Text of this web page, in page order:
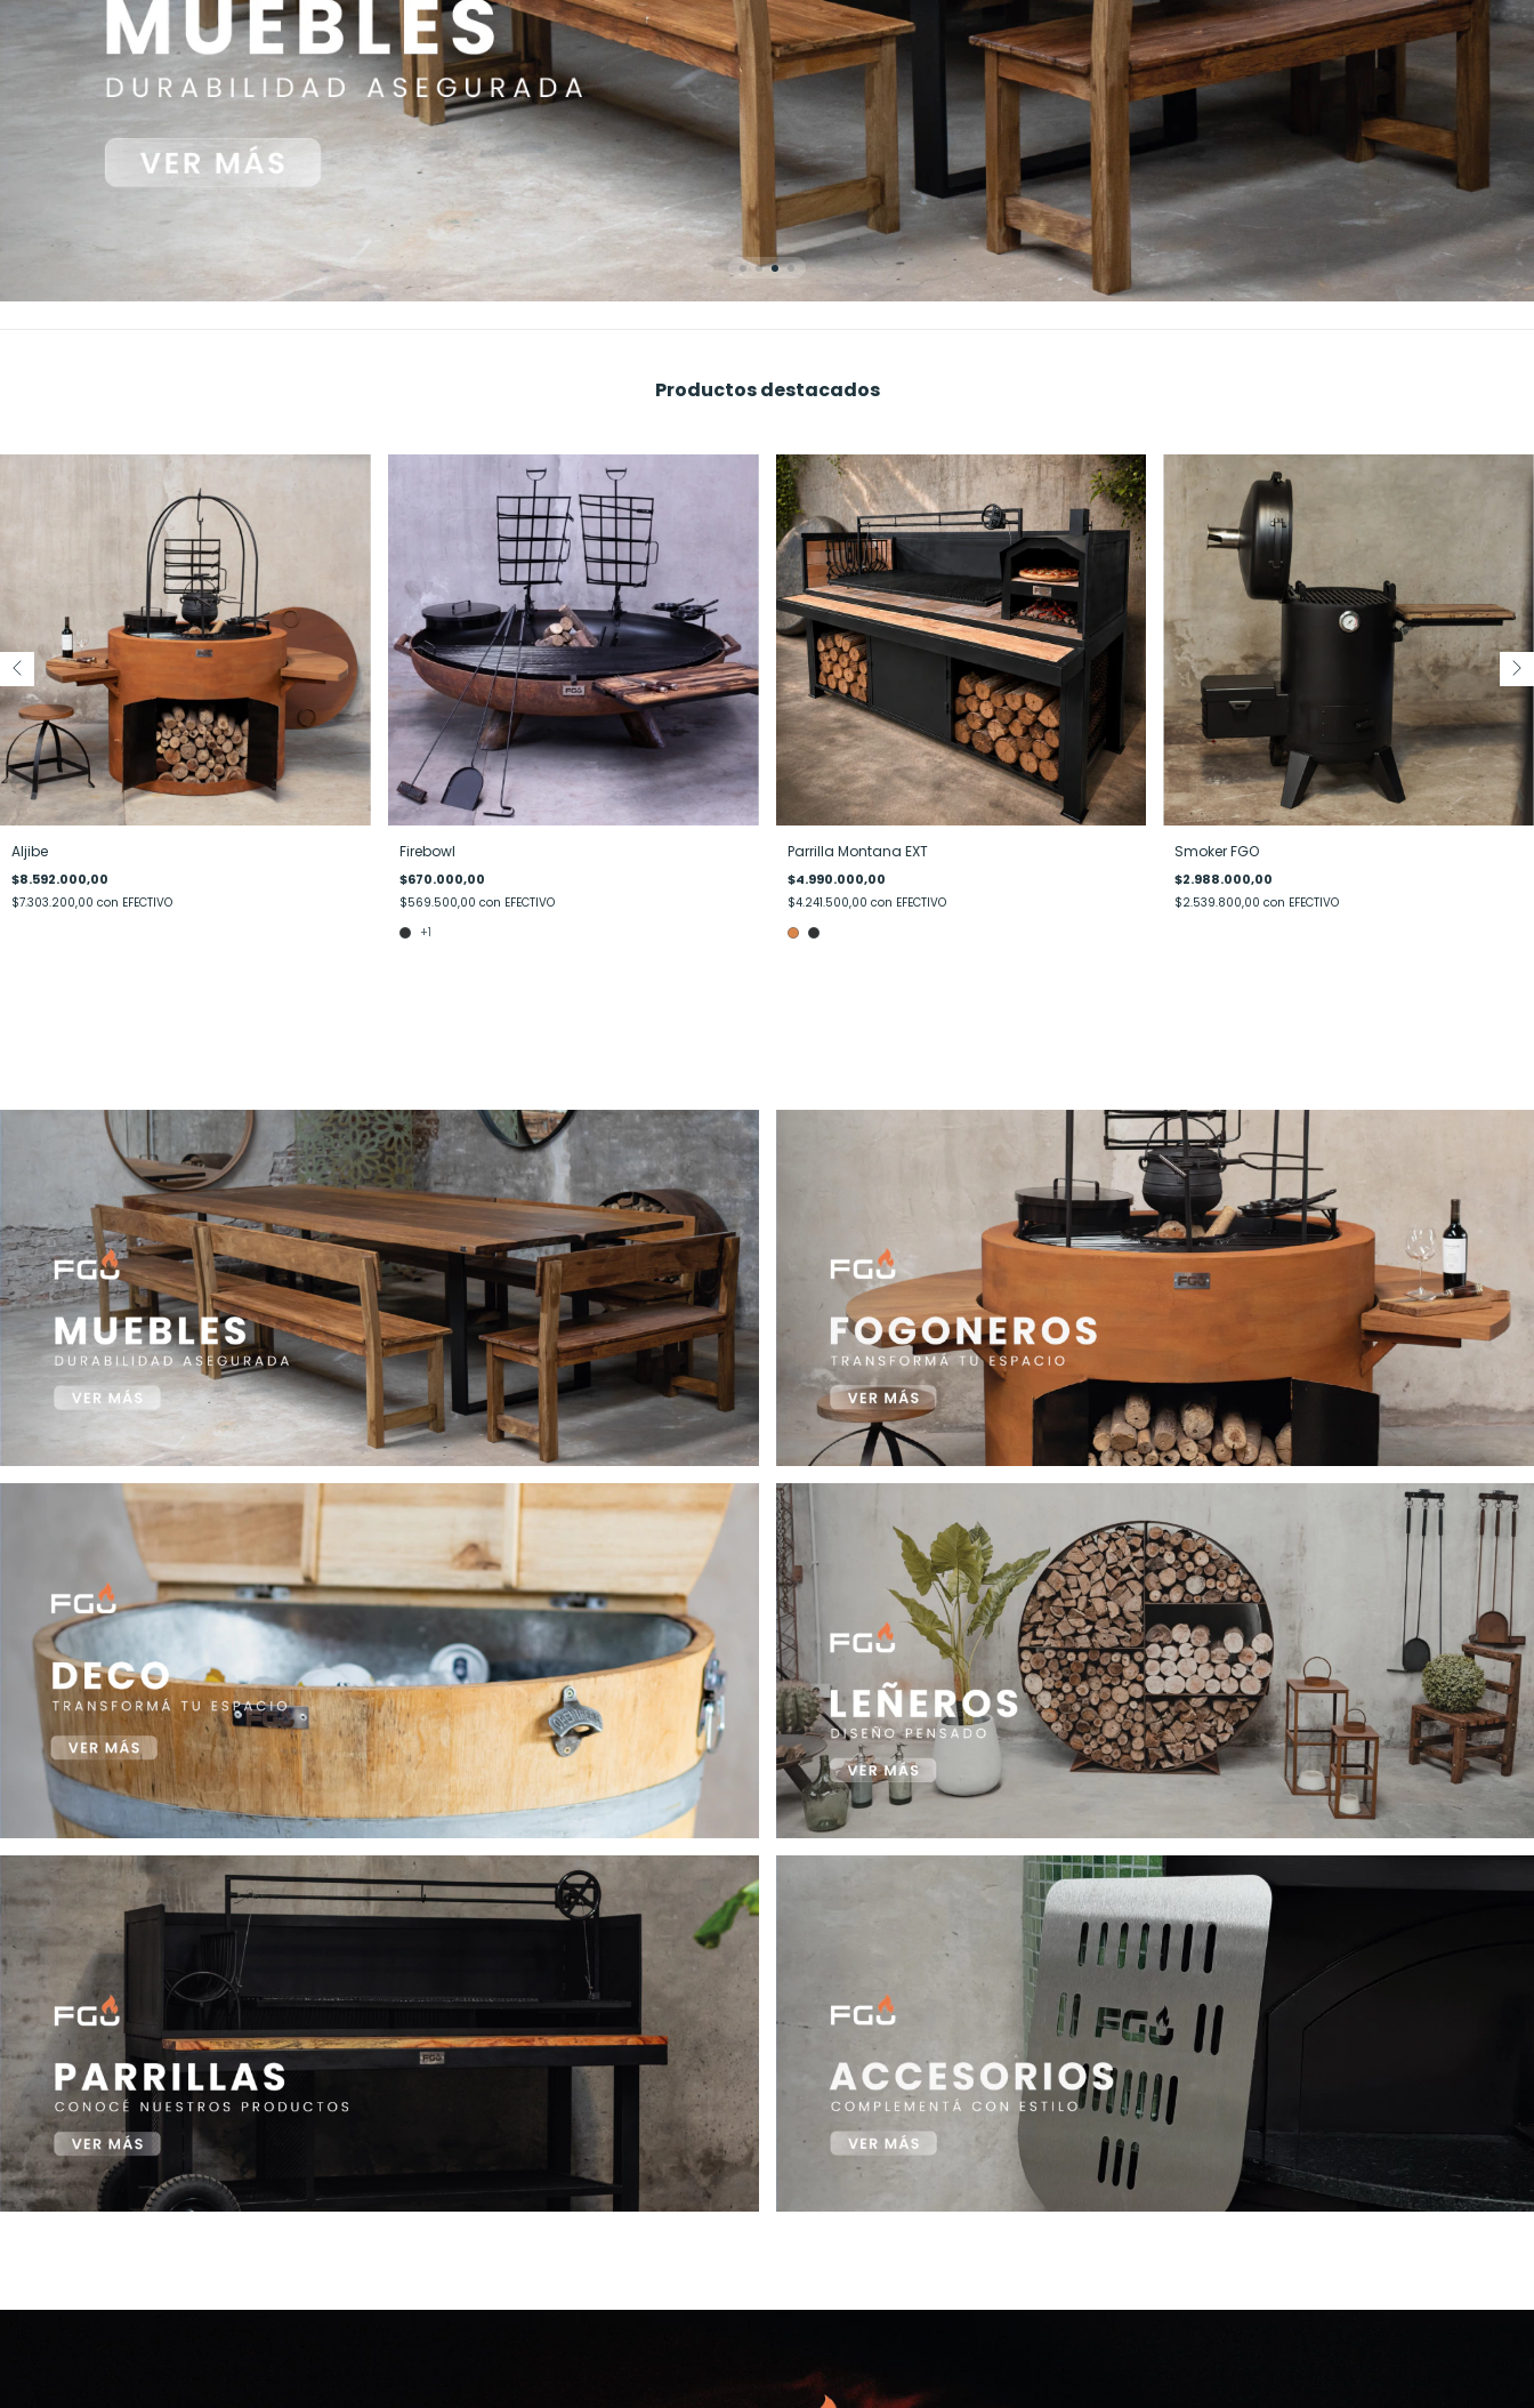
Productos destacados
Aljibe
$8.592.000,00
$7.303.200,00 con EFECTIVO
Firebowl
$670.000,00
$569.500,00 con EFECTIVO
+1
Parrilla Montana EXT
$4.990.000,00
$4.241.500,00 con EFECTIVO
Smoker FGO
$2.988.000,00
$2.539.800,00con EFECTIVO